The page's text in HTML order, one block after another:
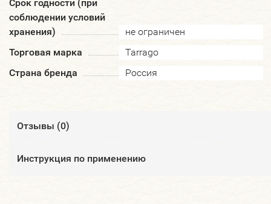
Срок годности (при
соблюдении условий
хранения)
не ограничен
Торговая марка
Tarrago
Страна бренда
Россия
Отзывы (0)
Инструкция по применению